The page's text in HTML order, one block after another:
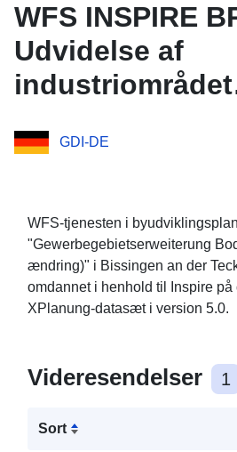
WFS INSPIRE
Udvidelse af
industriområdet
Bodenäcker
GDI-DE
WFS-tjenesten i
"Gewerbegebietserweiterung
ændring)" i Bissingen an der
omdannet i henhold til Inspire på
XPlanung-datasæt i version 5.0.
Videresendelser 1
Sort